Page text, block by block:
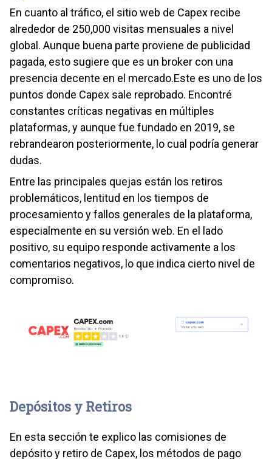
En cuanto al tráfico, el sitio web de Capex recibe
alrededor de 250,000 visitas mensuales a nivel
global. Aunque buena parte proviene de publicidad
pagada, esto sugiere que es un broker con una
presencia decente en el mercado.Este es uno de los
puntos donde Capex sale reprobado. Encontré
constantes críticas negativas en múltiples
plataformas, y aunque fue fundado en 2019, se
rebrandearon posteriormente, lo cual podría generar
dudas.
Entre las principales quejas están los retiros
problemáticos, lentitud en los tiempos de
procesamiento y fallos generales de la plataforma,
especialmente en su versión web. En el lado
positivo, su equipo responde activamente a los
comentarios negativos, lo que indica cierto nivel de
compromiso.
Depósitos y Retiros
En esta sección te explico las comisiones de
depósito y retiro de Capex, los métodos de pago